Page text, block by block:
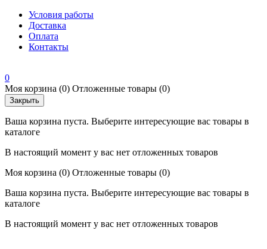
Условия работы
Доставка
Оплата
Контакты
0
Моя корзина (0) Отложенные товары (0)
Закрыть
Ваша корзина пуста. Выберите интересующие вас товары в
каталоге
В настоящий момент у вас нет отложенных товаров
Моя корзина (0) Отложенные товары (0)
Ваша корзина пуста. Выберите интересующие вас товары в
каталоге
В настоящий момент у вас нет отложенных товаров